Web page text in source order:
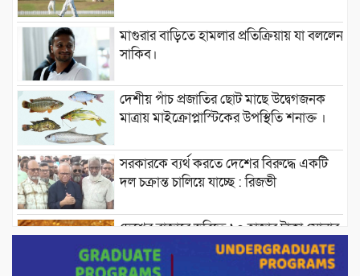
মাগুরার বাড়িতে হামলার প্রতিক্রিয়ায় যা বললেন
সাকিব।
দেশীয় পাঁচ প্রজাতির ছোট মাছে উদ্বেগজনক
মাত্রায় মাইক্রোপ্লাস্টিকের উপস্থিতি শনাক্ত ।
সরকারকে ব্যর্থ করতে দেশের বিরুদ্ধে একটি
দল চক্রান্ত চালিয়ে যাচ্ছে : রিজভী
দেশের বাজারে ভরিতে ১০ হাজার টাকা সোনার
দাম বাড়ানোর ঘোষণা।